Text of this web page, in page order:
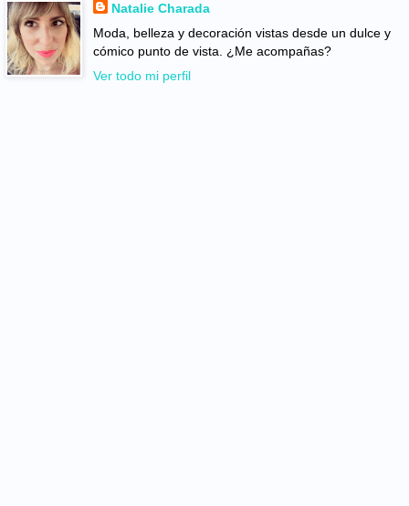
Natalie Charada
Moda, belleza y decoración vistas desde un dulce y
cómico punto de vista. ¿Me acompañas?
Ver todo mi perfil